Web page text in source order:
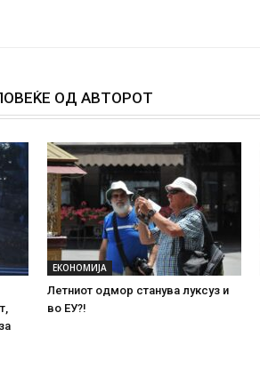
ОД АВТОРОТ
ЕКОНОМИЈА
Летниот одмор станува луксуз и
во ЕУ?!